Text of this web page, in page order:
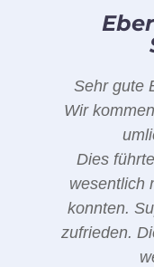
Sehr gute
Wir
Dies
wesentlich
konnten.
zufrieden.